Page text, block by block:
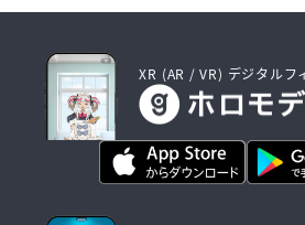
XR (AR / VR) デジタルフ